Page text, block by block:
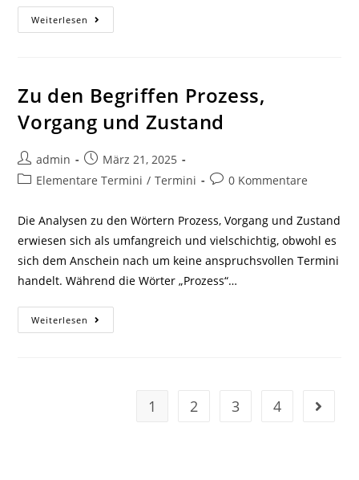
Weiterlesen Analysen
Zu
Evolution
Und
Wachstum
Zu den Begriffen Prozess,
Vorgang und Zustand
Beitrags-
Autor:
admin
Beitrag
veröffentlicht:
März 21, 2025
Beitrags-
Elementare Termini / Termini
Beitrags-
0 Kommentare
Die Analysen zu den Wörtern Prozess, Vorgang und Zustand
erwiesen sich als umfangreich und vielschichtig, obwohl es
sich dem Anschein nach um keine anspruchsvollen Termini
handelt. Während die Wörter „Prozess“…
Weiterlesen Zu
Den
1 2 3 4 Gehe